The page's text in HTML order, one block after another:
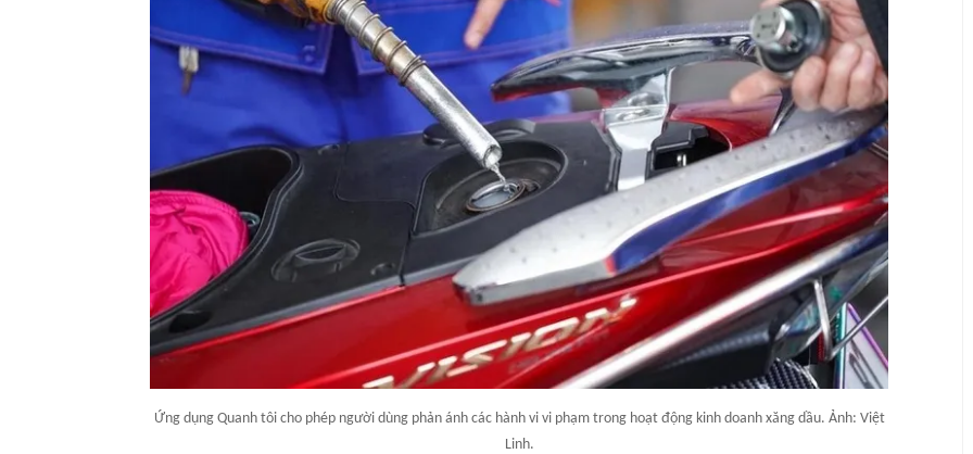
Ứng dụng Quanh tôi cho phép người dùng phản ánh các hành vi vi phạm trong hoạt động kinh doanh xăng dầu. Ảnh: Việt
Linh.